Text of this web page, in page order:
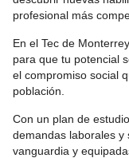
profesional más
En el Tec de
para que tu potencial
el compromiso social
población.
Con un plan de
demandas laborales y
vanguardia y